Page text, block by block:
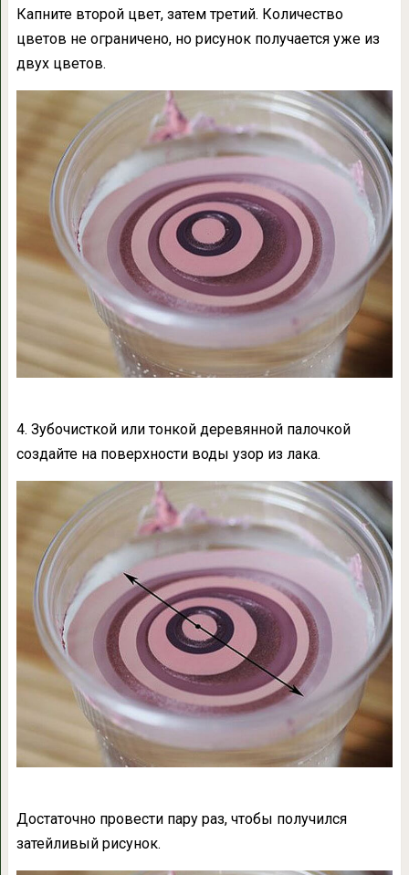
Капните второй цвет, затем третий. Количество
цветов не ограничено, но рисунок получается уже из
двух цветов.
4. Зубочисткой или тонкой деревянной палочкой
создайте на поверхности воды узор из лака.
Достаточно провести пару раз, чтобы получился
затейливый рисунок.